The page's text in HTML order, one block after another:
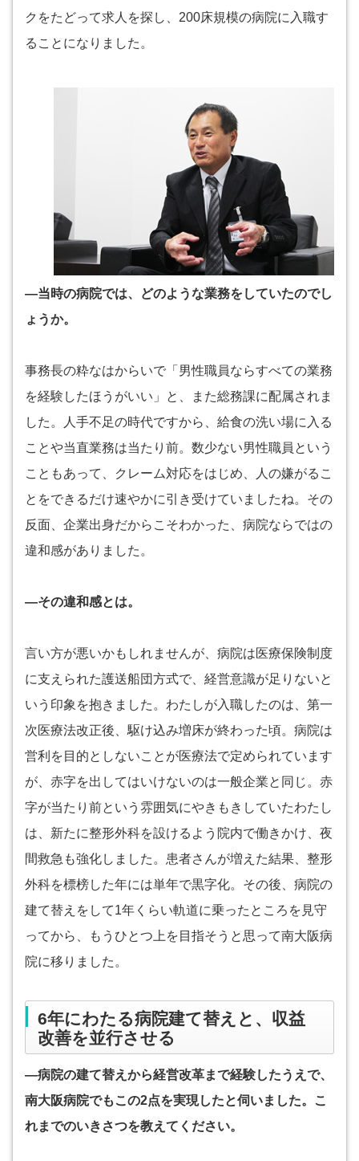
クをたどって求人を探し、200床規模の病院に入職す
ることになりました。
―当時の病院では、どのような業務をしていたのでし
ょうか。
事務長の粋なはからいで「男性職員ならすべての業務
を経験したほうがいい」と、また総務課に配属されま
した。人手不足の時代ですから、給食の洗い場に入る
ことや当直業務は当たり前。数少ない男性職員という
こともあって、クレーム対応をはじめ、人の嫌がるこ
とをできるだけ速やかに引き受けていましたね。その
反面、企業出身だからこそわかった、病院ならではの
違和感がありました。
―その違和感とは。
言い方が悪いかもしれませんが、病院は医療保険制度
に支えられた護送船団方式で、経営意識が足りないと
いう印象を抱きました。わたしが入職したのは、第一
次医療法改正後、駆け込み増床が終わった頃。病院は
営利を目的としないことが医療法で定められています
が、赤字を出してはいけないのは一般企業と同じ。赤
字が当たり前という雰囲気にやきもきしていたわたし
は、新たに整形外科を設けるよう院内で働きかけ、夜
間救急も強化しました。患者さんが増えた結果、整形
外科を標榜した年には単年で黒字化。その後、病院の
建て替えをして1年くらい軌道に乗ったところを見守
ってから、もうひとつ上を目指そうと思って南大阪病
院に移りました。
6年にわたる病院建て替えと、収益
改善を並行させる
―病院の建て替えから経営改革まで経験したうえで、
南大阪病院でもこの2点を実現したと伺いました。こ
れまでのいきさつを教えてください。